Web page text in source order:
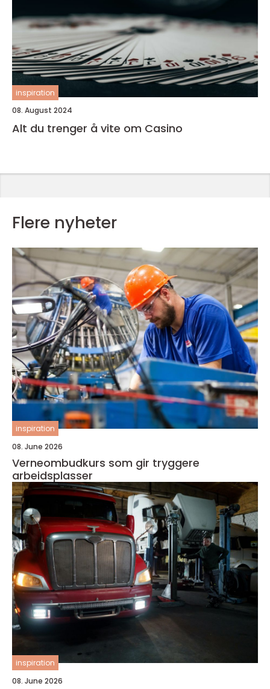
inspiration
08. August 2024
Alt du trenger å vite om Casino
Flere nyheter
inspiration
08. June 2026
Verneombudkurs som gir tryggere
arbeidsplasser
inspiration
08. June 2026